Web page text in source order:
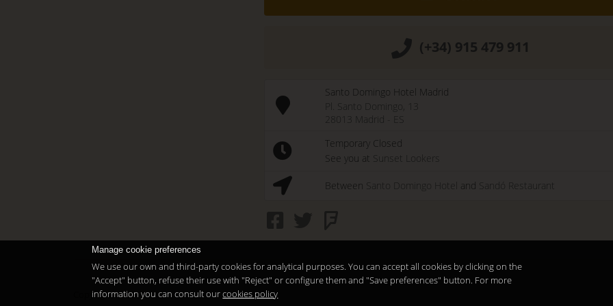
(+34) 915 479 911
Santo Domingo Hotel Madrid
Pl. Santo Domingo, 13
28013
Madrid
Temporary Closed
See you at
Sunset Lookers
Between Santo Domingo Hotel and Sandó Restaurant
Copyright 2026
Manage cookie preferences
We use our own and third-party cookies for analytical purposes. You can accept all cookies by clicking on the
"Accept" button, refuse their use with "Reject" or configure them and "Save preferences" button. For more
information you can consult ourcookies policy